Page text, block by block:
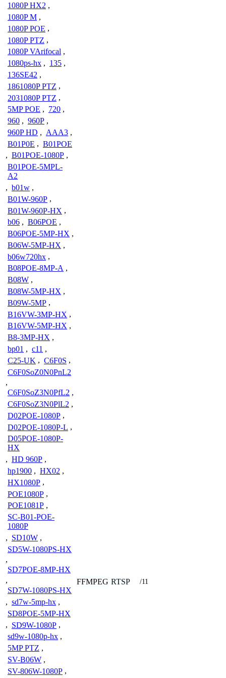
1080P HX2 ,
1080P M ,
1080P POE ,
1080P PTZ ,
1080P VArifocal ,
1080ps-hx , 135 ,
136SE42 ,
1861080P PTZ ,
2031080P PTZ ,
5MP POE , 720 ,
960 , 960P ,
960P HD , AAA3 ,
B01P0E , B01POE
, B01POE-1080P ,
B01POE-5MPL-
A2
, b01w ,
B01W-960P ,
B01W-960P-HX ,
b06 , B06POE ,
B06POE-5MP-HX ,
B06W-5MP-HX ,
b06w720hx ,
B08POE-8MP-A ,
B08W ,
B08W-5MP-HX ,
B09W-5MP ,
B16VW-3MP-HX ,
B16VW-5MP-HX ,
B8-3MP-HX ,
bp01 , c11 ,
C25-UK , C6F0S ,
C6F0SoZ0N0PnL2
,
C6F0SoZ3N0PfL2 ,
C6F0SoZ3N0PlL2 ,
D02POE-1080P ,
D02POE-1080P-L ,
D05POE-1080P-
HX
, HD 960P ,
hp1900 , HX02 ,
HX1080P ,
POE1080P ,
POE1081P ,
SC-B01-POE-
1080P
, SD10W ,
SD5W-1080PS-HX
,
SD7POE-8MP-HX
,
SD7W-1080PS-HX
, sd7w-5mp-hx ,
SD8POE-5MP-HX
, SD9W-1080P ,
sd9w-1080p-hx ,
5MP PTZ ,
SV-B06W ,
SV-806W-1080P ,
FFMPEG RTSP /11